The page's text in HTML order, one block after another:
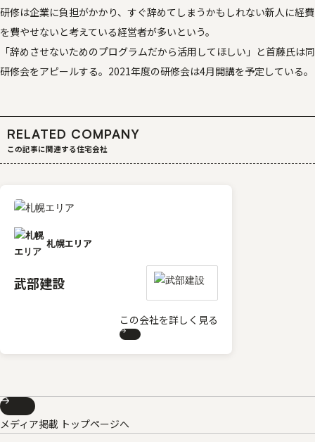
研修は企業に負担がかかり、すぐ辞めてしまうかもしれない新人に経費
を費やせないと考えている経営者が多いという。
「辞めさせないためのプログラムだから活用してほしい」と首藤氏は同
研修会をアピールする。2021年度の研修会は4月開講を予定している。
RELATED COMPANY
この記事に関連する住宅会社
札幌エリア
武部建設
この会社を詳しく見る
メディア掲載 トップページへ